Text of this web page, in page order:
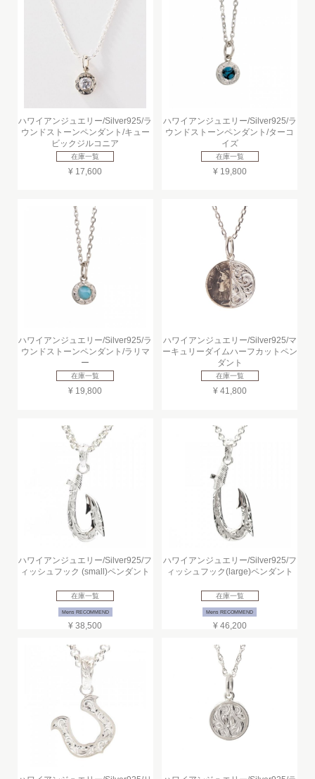
ハワイアンジュエリー/Silver925/ラ
ウンドストーンペンダント/キュー
ビックジルコニア
在庫一覧
¥ 17,600
ハワイアンジュエリー/Silver925/ラ
ウンドストーンペンダント/ターコ
イズ
在庫一覧
¥ 19,800
ハワイアンジュエリー/Silver925/ラ
ウンドストーンペンダント/ラリマ
ー
在庫一覧
¥ 19,800
ハワイアンジュエリー/Silver925/マ
ーキュリーダイムハーフカットペン
ダント
在庫一覧
¥ 41,800
ハワイアンジュエリー/Silver925/フ
ィッシュフック (small)ペンダント
在庫一覧
Mens RECOMMEND
¥ 38,500
ハワイアンジュエリー/Silver925/フ
ィッシュフック(large)ペンダント
在庫一覧
Mens RECOMMEND
¥ 46,200